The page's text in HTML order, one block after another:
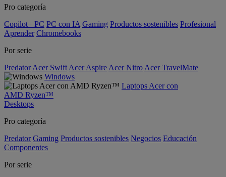
Pro categoría
Copilot+ PC PC con IA Gaming Productos sostenibles Profesional
Aprender Chromebooks
Por serie
Predator Acer Swift Acer Aspire Acer Nitro Acer TravelMate
Windows
Laptops Acer con
AMD Ryzen™
Desktops
Pro categoría
Predator Gaming Productos sostenibles Negocios Educación
Componentes
Por serie